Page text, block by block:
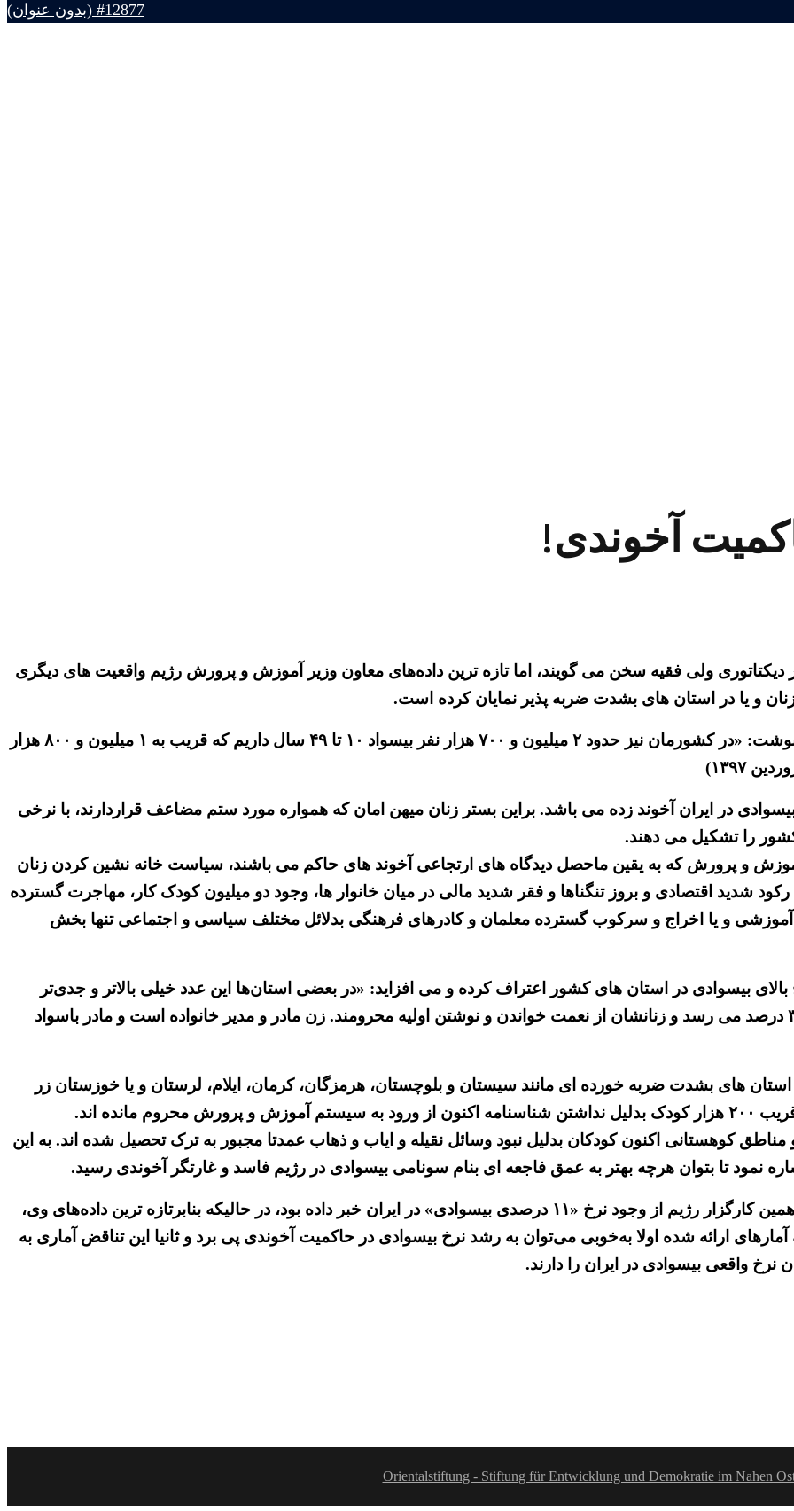
#12877 (بدون عنوان)
آخوندی!
دیکتاتوری ولی فقیه سخن می گویند، اما تازه ترین داده‌های معاون وزیر آموزش و پرورش رژیم واقعیت های دیگری
و یا در استان های بشدت ضربه پذیر نمایان کرده است.
یک گزارش حکومتی با استناد به سخنان این کارگزار رژیم نوشت: «در کشورمان نیز حدود ۲ میلیون و ۷۰۰ هزار نفر بیسواد ۱۰ تا ۴۹ سال داریم که قریب به ۱ میلیون و ۸۰۰ هزار
در ایران آخوند زده می باشد. براین بستر زنان میهن امان که همواره مورد ستم مضاعف قراردارند، با نرخی
کشور را تشکیل می دهند.
و پرورش که به یقین ماحصل دیدگاه های ارتجاعی آخوند های حاکم می باشند، سیاست خانه نشین کردن زنان
اقتصادی و بروز تنگناها و فقر شدید مالی در میان خانوار ها، وجود دو میلیون کودک کار، مهاجرت گسترده
آموزشی و یا اخراج و سرکوب گسترده معلمان و کادرهای فرهنگی بدلائل مختلف سیاسی و اجتماعی تنها بخش
بیسوادی در استان های کشور اعتراف کرده و می افزاید: «در بعضی استان‌ها این عدد خیلی بالاتر و جدی‌تر
است؛ به طور مثال بیسوادی در برخی استان‌ ها به بالای ۳۰ درصد می رسد و زنانشان از نعمت خواندن و نوشتن اولیه محرومند. زن مادر و مدیر خانواده است و مادر باسواد
های بشدت ضربه خورده ای مانند سیستان و بلوچستان، هرمزگان، کرمان، ایلام، لرستان و یا خوزستان زر
مانده اند.
کوهستانی اکنون کودکان بدلیل نبود وسائل نقیله و ایاب و ذهاب عمدتا مجبور به ترک تحصیل شده اند. به این
نمود تا بتوان هرچه بهتر به عمق فاجعه ای بنام سونامی بیسوادی در رژیم فاسد و غارتگر آخوندی رسید.
در تاریخ ۶ مرداد ۱۳۹۶ (خبرگزاری سپاه پاسداران، فارس) همین کارگزار رژیم از وجود نرخ «۱۱ درصدی بیسوادی» در ایران خبر داده بود، در حالیکه بنابرتازه ترین داده‌های وی،
نیم نگاهی به آمارهای ارائه شده اولا به‌خوبی می‌توان به رشد نرخ بیسوادی در حاکمیت آخوندی پی برد و ثانیا این تناقض آماری به
واقعی بیسوادی در ایران را دارند.
Orientalstiftung - Stiftung für Entwicklung und Demokratie im Nahen